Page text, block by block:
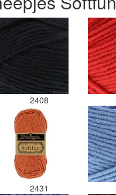
2408
2431